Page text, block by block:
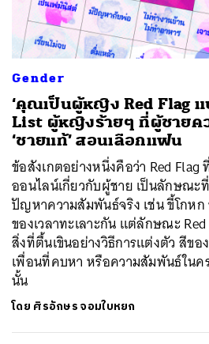
Gender
‘คุณเป็นผู้หญิง Red Flag แ
List ผู้หญิงร้ายๆ ที่ผู้ชายค
‘ชายแท้’ สอนเลือกแฟน
ข้อสังเกตอย่างหนึ่งคือว่า Red
ออนไลน์เกี่ยวกับผู้ชาย เป็นลักษณะ
ปัญหาความสัมพันธ์จริง เช่น ขี้โกหก
ของเวลาทะเลาะกัน แต่ลักษณะ
สิ่งที่ตื้นเขินอย่างวิธีการแต่งตัว สีข
เพื่อนที่คบหา หรือความสัมพันธ์ในค
นั้น
โดย ศิรอักษร จอมใบหยก
ค้นหา